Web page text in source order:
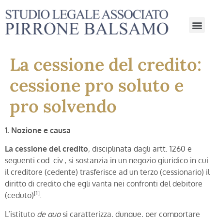
La cessione del credito:
cessione pro soluto e
pro solvendo
1. Nozione e causa
La cessione del credito, disciplinata dagli artt. 1260 e
seguenti cod. civ., si sostanzia in un negozio giuridico in cui
il creditore (cedente) trasferisce ad un terzo (cessionario) il
diritto di credito che egli vanta nei confronti del debitore
(ceduto)[1].
L’istituto de quosi caratterizza, dunque, per comportare